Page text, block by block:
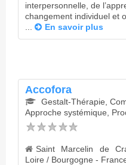
interpersonnelle, de
changement individuel et
En savoir plus
Accofora
Gestalt-Thérapie,
Approche systémique,
Saint Marcelin de
Loire / Bourgogne -